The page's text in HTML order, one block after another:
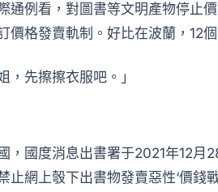
通例看，對圖書等文明產物停止
價格發賣軌制。好比在波蘭，12
，先擦擦衣服吧。」
，國度消息出書署于2021年12月
止網上彀下出書物發賣惡性‘價錢